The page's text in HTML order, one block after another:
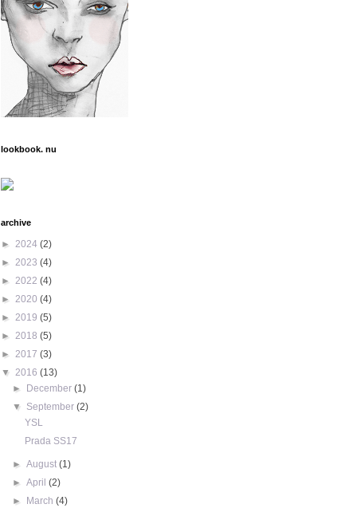
lookbook. nu
archive
► 2024 (2)
► 2023 (4)
► 2022 (4)
► 2020 (4)
► 2019 (5)
► 2018 (5)
► 2017 (3)
▼ 2016 (13)
►
December(1)
▼ September(2)
YSL
Prada SS17
►August(1)
►April(2)
►
March(4)